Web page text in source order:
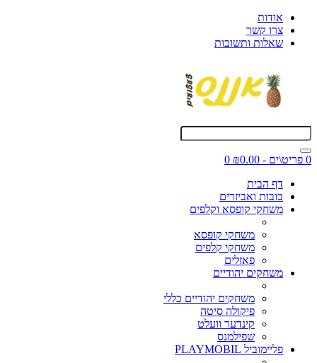
אודות
צרו קשר
שאלות ותשובות
0 פריט\ים - ₪0.00
0
דף הבית
בובות ואביזרים
משחקי קופסא וקלפים
משחקי קופסא
משחקי קלפים
פאזלים
משחקים יהודיים
משחקים יהודיים כללי
פיקולה סיטה
קינדער וועלט
שפילמנס
פליימוביל PLAYMOBIL